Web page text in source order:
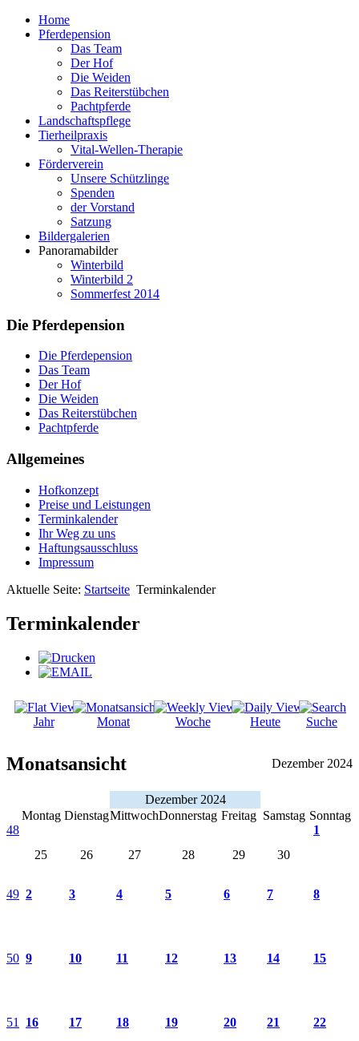
Home
Pferdepension
Das Team
Der Hof
Die Weiden
Das Reiterstübchen
Pachtpferde
Landschaftspflege
Tierheilpraxis
Vital-Wellen-Therapie
Förderverein
Unsere Schützlinge
Spenden
der Vorstand
Satzung
Bildergalerien
Panoramabilder
Winterbild
Winterbild 2
Sommerfest 2014
Die Pferdepension
Die Pferdepension
Das Team
Der Hof
Die Weiden
Das Reiterstübchen
Pachtpferde
Allgemeines
Hofkonzept
Preise und Leistungen
Terminkalender
Ihr Weg zu uns
Haftungsausschluss
Impressum
Aktuelle Seite: Startseite Terminkalender
Terminkalender
Jahr Monat Woche Heute Suche
Monatsansicht Dezember 2024
Dezember 2024
Montag DienstagMittwochDonnerstag Freitag Samstag Sonntag
48
25
26 27 28 29 30
1
49 2 3 4 5 6 7 8
50 9 10 11 12 13 14 15
51 16 17 18 19 20 21 22